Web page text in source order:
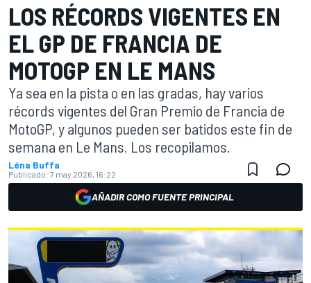
LOS RÉCORDS VIGENTES EN
EL GP DE FRANCIA DE
MOTOGP EN LE MANS
Ya sea en la pista o en las gradas, hay varios
récords vigentes del Gran Premio de Francia de
MotoGP, y algunos pueden ser batidos este fin de
semana en Le Mans. Los recopilamos.
Léna Buffa
Publicado: 7 may 2026, 16:22
AÑADIR COMO FUENTE PRINCIPAL